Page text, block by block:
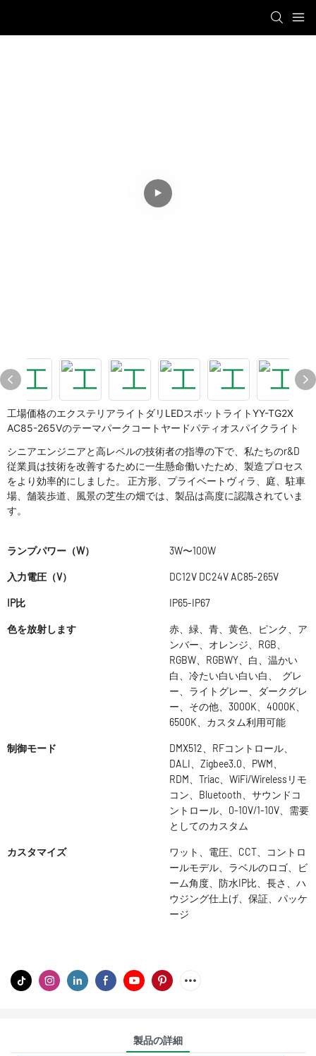
工場価格のエクステリアライトダリLEDスポットライトYY-TG2X
AC85-265Vのテーマパークコートヤードパティオスパイクライト
シニアエンジニアと高レベルの技術者の指導の下で、私たちのr&D
従業員は技術を改善するために一生懸命働いたため、製造プロセス
をより効率的にしました。 正方形、プライベートヴィラ、庭、駐車
場、舗装歩道、風景の芝生の畑では、製品は高度に認識されていま
す。
ランプパワー（W） 3W〜100W
入力電圧（V） DC12V DC24V AC85-265V
IP比 IP65-IP67
色を放射します
赤、緑、青、黄色、ピンク、ア
ンバー、オレンジ、RGB、
RGBW、RGBWY、白、温かい
白、冷たい白い白い白、 グレ
ー、ライトグレー、ダークグレ
ー、その他、3000K、4000K、
6500K、カスタム利用可能
制御モード
DMX512、RFコントロール、
DALI、Zigbee3.0、PWM、
RDM、Triac、WiFi/Wirelessリモ
コン、Bluetooth、サウンドコ
ントロール、0-10V/1-10V、需要
としてのカスタム
カスタマイズ
ワット、電圧、CCT、コントロ
ールモデル、ラベルのロゴ、ビ
ーム角度、防水IP比、長さ、ハ
ウジング仕上げ、保証、パッケ
ージ
製品の詳細